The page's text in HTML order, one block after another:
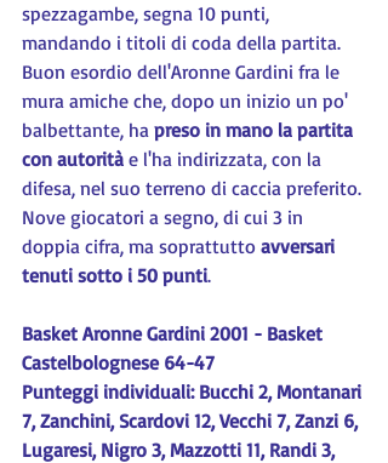
spezzagambe, segna 10 punti,
mandando i titoli di coda della partita.
Buon esordio dell'Aronne Gardini fra le
mura amiche che, dopo un inizio un po'
balbettante, ha preso in mano la partita
con autorità e l'ha indirizzata, con la
difesa, nel suo terreno di caccia preferito.
Nove giocatori a segno, di cui 3 in
doppia cifra, ma soprattutto avversari
tenuti sotto i 50 punti.
Basket Aronne Gardini 2001 - Basket
Castelbolognese 64-47
Punteggi individuali: Bucchi 2, Montanari
7, Zanchini, Scardovi 12, Vecchi 7, Zanzi 6,
Lugaresi, Nigro 3, Mazzotti 11, Randi 3,